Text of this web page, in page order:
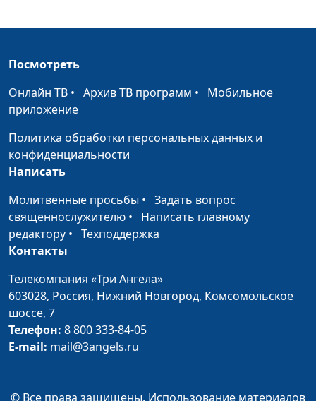
Нагорная проповедь. Любовь к
Ирина
#9
Дом на песке и на камне.
Евангелие от Луки 6:46-49
Кириченко
Нагорная проповедь. Не судите,
и не будете судимы. О соринке и
бревне в глазу Евангелие от Луки
6:37-42
Кириченко
Избрание двенадцати учеников.
Исцеление тех, кто прикоснулся
ко Христу. Евангелие от Луки 6:12-
19
Ирина
Кириченко
Притча о десяти девах. Десять
дев вышли встречать жениха.
Евангелие от Матфея 25:1-13
Кириченко
Притча о работниках в
винограднике. Всем заплатили
20:1-16
Посмотреть
Онлайн ТВ • Архив ТВ программ • Мобильное
приложение
Политика обработки персональных данных и
конфиденциальности
Написать
Молитвенные просьбы • Задать вопрос
священнослужителю • Написать главному
редактору • Техподдержка
Контакты
Телекомпания «Три Ангела»
603028, Россия, Нижний Новгород, Комсомольское
шоссе, 7
Телефон: 8 800 333-84-05
E-mail: mail@3angels.ru
© Все права защищены. Использование материалов